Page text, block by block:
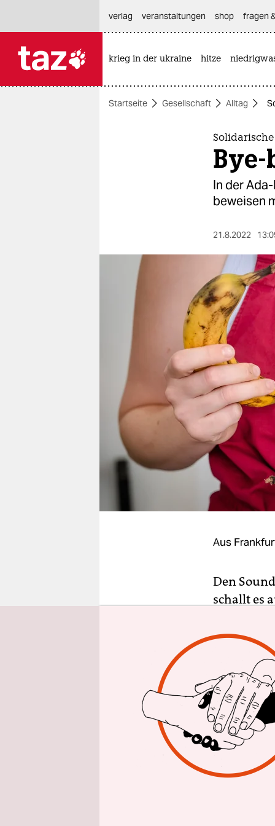
themen
berlin
nord
wahrheit
verlag
verlag
veranstaltungen
shop
fragen & hilfe
unterstützen
verlag
veranstaltungen shop fragen
krieg in der ukraine hitze
Startseite Gesellschaft Alltag
Bye-
In der
beweisen
21.8.2022
Aus
Den
schallt es
Es ist ein
Uhr – hat
wie jeden
Die Ada,
keine
hier